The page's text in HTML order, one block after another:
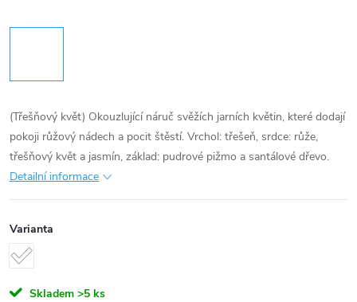
(Třešňový květ) Okouzlující náruč svěžích jarních květin, které dodají
pokoji růžový nádech a pocit štěstí. Vrchol: třešeň, srdce: růže,
třešňový květ a jasmín, základ: pudrové pižmo a santálové dřevo.
Detailní informace
Varianta
Skladem >5 ks